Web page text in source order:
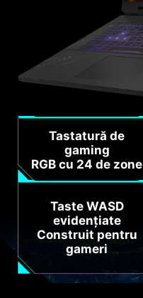
Tastatură de
gaming
RGB cu 24 de zone
Taste WASD
evidențiate
Construit pentru
gameri